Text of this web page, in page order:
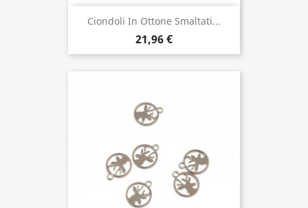
Ciondoli In Ottone Smaltati...
21,96 €